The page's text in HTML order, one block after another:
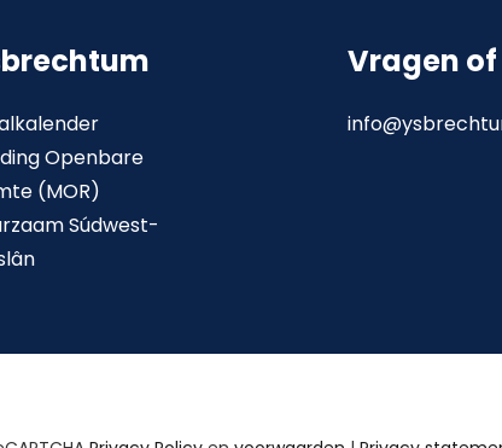
Openbare
(MOR)
Súdwest-
Vragen